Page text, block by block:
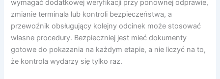
wymagać dodatkowej weryfikacji przy ponownej odprawie,
zmianie terminala lub kontroli bezpieczeństwa, a
przewoźnik obsługujący kolejny odcinek może stosować
własne procedury. Bezpieczniej jest mieć dokumenty
gotowe do pokazania na każdym etapie, a nie liczyć na to,
że kontrola wydarzy się tylko raz.